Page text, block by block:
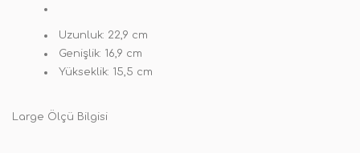
Uzunluk: 22,9 cm
Genişlik: 16,9 cm
Yükseklik: 15,5 cm
Large Ölçü Bilgisi